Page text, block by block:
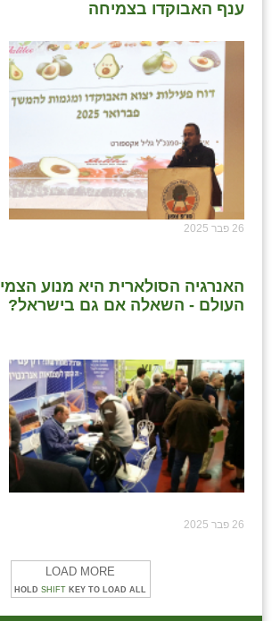
ענף האבוקדו בצמיחה
26 פבר 2025
האנרגיה הסולארית היא מנוע
העולם - השאלה אם גם בישראל?
26 פבר 2025
LOAD MORE
HOLD SHIFT KEY TO LOAD ALL